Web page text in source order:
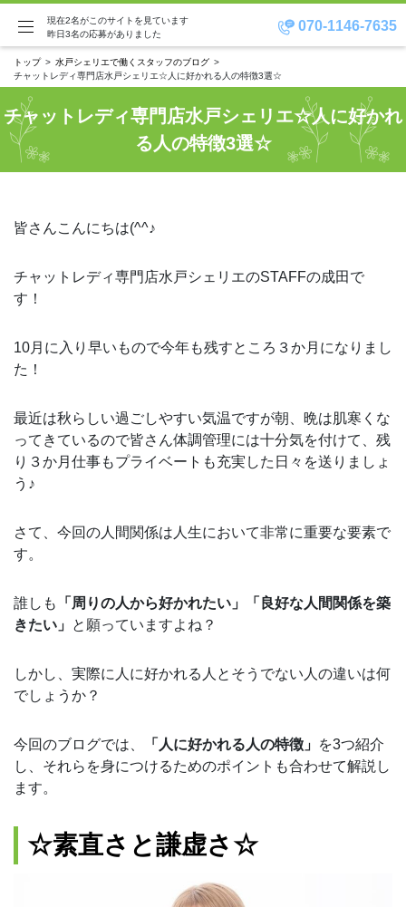
070-1146-7635
現在2名がこのサイトを見ています
昨日3名の応募がありました
トップ
水戸シェリエで働くスタッフのブログ
チャットレディ専門店水戸シェリエ☆人に好かれる人の特徴3選☆
チャットレディ専門店水戸シェリエ☆人に好かれ
る人の特徴3選☆
皆さんこんにちは(^^♪
チャットレディ専門店水戸シェリエのSTAFFの成田で
す！
10月に入り早いもので今年も残すところ３か月になりまし
た！
最近は秋らしい過ごしやすい気温ですが朝、晩は肌寒くな
ってきているので皆さん体調管理には十分気を付けて、残
り３か月仕事もプライベートも充実した日々を送りましょ
う♪
さて、今回の人間関係は人生において非常に重要な要素で
す。
誰しも
「周りの人から好かれたい」「良好な人間関係を築
きたい」 と願っていますよね？
しかし、実際に人に好かれる人とそうでない人の違いは何
でしょうか？
今回のブログでは、 「人に好かれる人の特徴」 を3つ紹介
し、それらを身につけるためのポイントも合わせて解説し
ます。
☆素直さと謙虚さ☆